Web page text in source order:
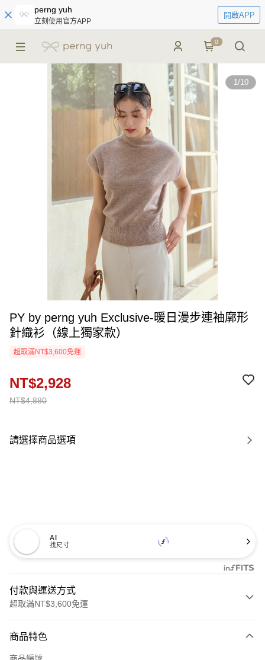
perng yuh
立刻使用官方APP
開啟APP
0
1/10
PY by perng yuh Exclusive-暖日漫步連袖廓形
針織衫（線上獨家款）
超取滿NT$3,600免運
NT$4,880
NT$2,928
請選擇商品選項
AI
找尺寸
付款與運送方式
超取滿NT$3,600免運
信用卡一次付款
商品特色